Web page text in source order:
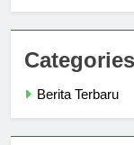
Categories